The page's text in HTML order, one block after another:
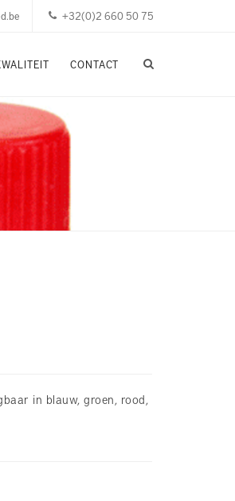
+32(0)2 660 50 75
CONTACT
in blauw, groen, rood,